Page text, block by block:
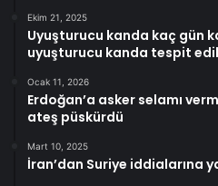
Ekim 21, 2025
Uyuşturucu kanda kaç gün
uyuşturucu kanda tespit
Ocak 11, 2026
Erdoğan’a asker selamı
ateş püskürdü
Mart 10, 2025
İran’dan Suriye iddialarına